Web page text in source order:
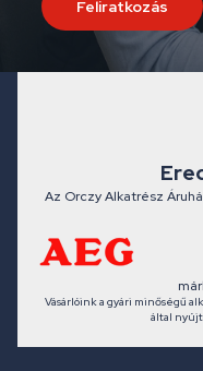
Feliratkozás
Az Orczy Alkatrész
Vásárlóink a gyári minőségű
által